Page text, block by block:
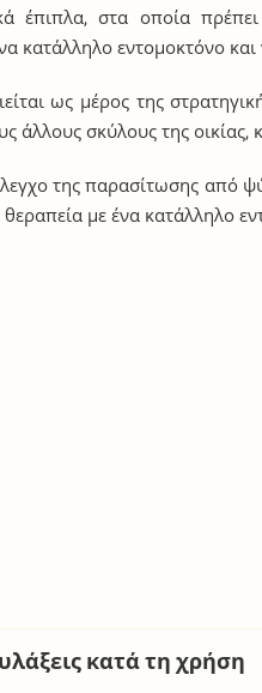
έπιπλα, στα οποία
κατάλληλο εντομοκτόνο
ως μέρος της
άλλους σκύλους της
της παρασίτωσης από
με ένα κατάλληλο
κατά τη χρήση